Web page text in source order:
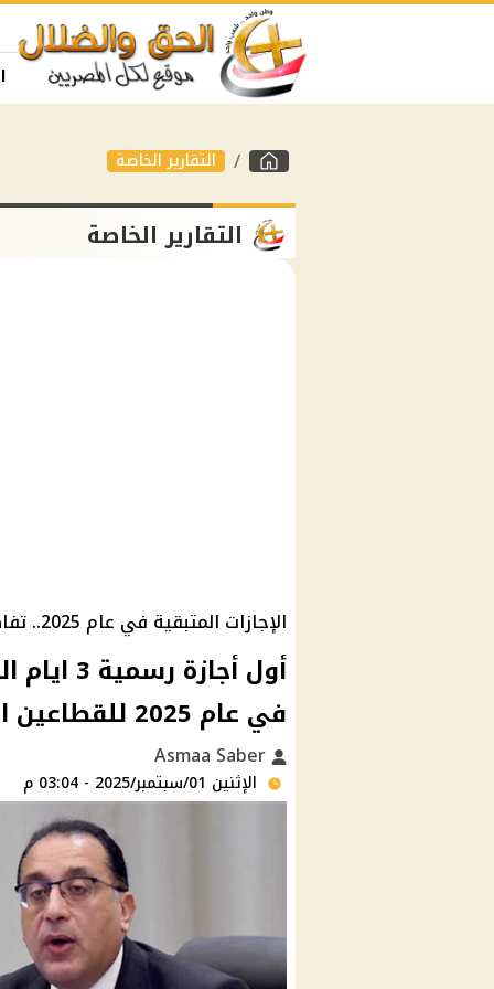
التقارير الخاصة
التقارير الخاصة
الإجازات المتبقية في عام 2025.. تفاصيل الإجازات الرسمية للقطاعين الحكومي والخاص
أول
في عام 2025 للقطاعين الحكومي والخاص
الإثنين 01/سبتمبر/2025 - 03:04 م